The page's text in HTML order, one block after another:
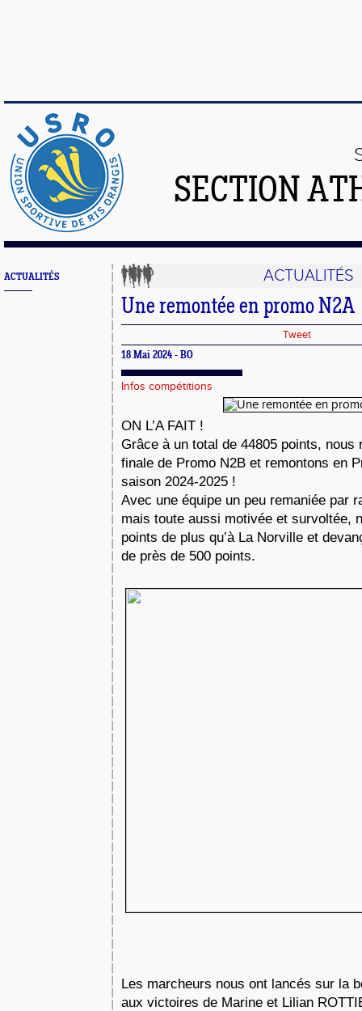
SECTION
ACTUALITÉS ACTUALITÉS
Une remontée en promo N2A
Tweet
18 Mai 2024 - BO
Infos compétitions
ON L’A FAIT !
Grâce à un total de 44805 points, nous
finale de Promo N2B et remontons en
saison 2024-2025 !
Avec une équipe un peu remaniée par
mais toute aussi motivée et survoltée,
points de plus qu’à La Norville et
de près de 500 points.
Les marcheurs nous ont lancés sur la
aux victoires de Marine et Lilian